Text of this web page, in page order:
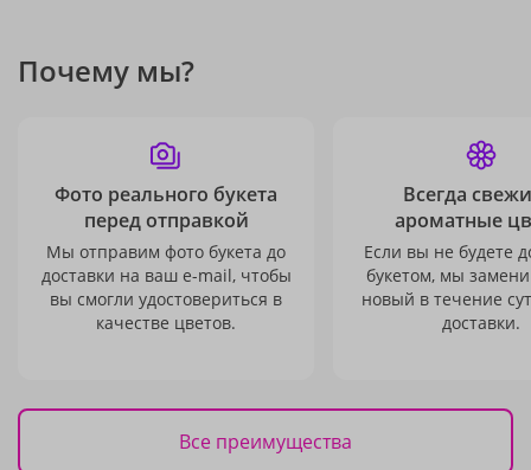
Почему мы?
Фото реального букета
перед отправкой
Мы отправим фото букета до
доставки на ваш e-mail, чтобы
вы смогли удостовериться в
качестве цветов.
Всегда
ароматные
Если вы не будете
букетом, мы
новый в течение
доставки.
Все преимущества